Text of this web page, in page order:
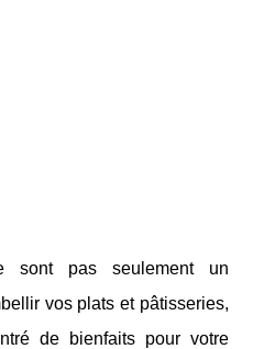
sont pas seulement un
vos plats et pâtisseries,
de bienfaits pour votre